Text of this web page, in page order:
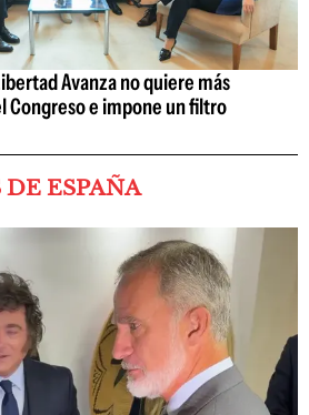
Avanza no quiere más
Congreso e impone un filtro
ESPAÑA